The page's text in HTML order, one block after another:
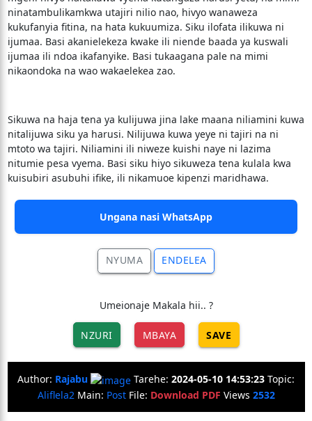
ninatambulikamkwa utajiri nilio nao, hivyo wanaweza
kukufanyia fitina, na hata kukuumiza. Siku ilofata ilikuwa ni
ijumaa. Basi akanielekeza kwake ili niende baada ya kuswali
ijumaa ili ndoa ikafanyike. Basi tukaagana pale na mimi
nikaondoka na wao wakaelekea zao.
Sikuwa na haja tena ya kulijuwa jina lake maana niliamini kuwa
nitalijuwa siku ya harusi. Nilijuwa kuwa yeye ni tajiri na ni
mtoto wa tajiri. Niliamini ili niweze kuishi naye ni lazima
nitumie pesa vyema. Basi siku hiyo sikuweza tena kulala kwa
kuisubiri asubuhi ifike, ili nikamuoe kipenzi maridhawa.
Ungana nasi WhatsApp
NYUMA ENDELEA
Umeionaje Makala hii.. ?
NZURI MBAYA SAVE
Author: Rajabu Tarehe: 2024-05-10 14:53:23 Topic:
Aliflela2 Main: PostFile: Download PDF Views 2532